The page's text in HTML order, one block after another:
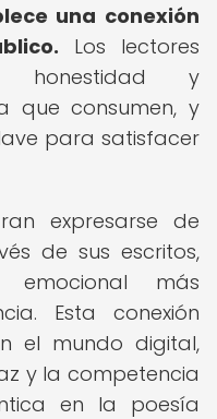
una conexión
Los lectores
honestidad y
que consumen, y
para satisfacer
expresarse de
de sus escritos,
más
Esta conexión
el mundo digital,
y la competencia
en la poesía